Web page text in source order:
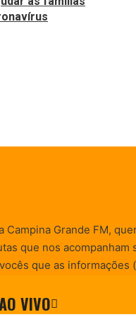
VIVO
Campina Grande FM,
que nos acompanham
que as informações